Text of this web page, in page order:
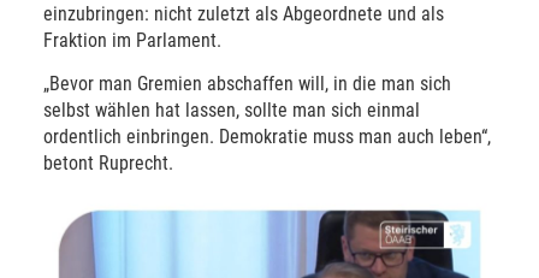
einzubringen: nicht zuletzt als Abgeordnete und als
Fraktion im Parlament.
„Bevor man Gremien abschaffen will, in die man sich
selbst wählen hat lassen, sollte man sich einmal
ordentlich einbringen. Demokratie muss man auch leben“,
betont Ruprecht.